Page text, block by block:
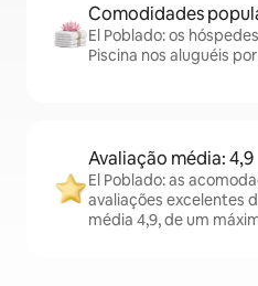
Comodidades
El Poblado: os
Piscina nos aluguéis
Avaliação média: 4,9
El Poblado: as
avaliações excelentes
média 4,9, de um